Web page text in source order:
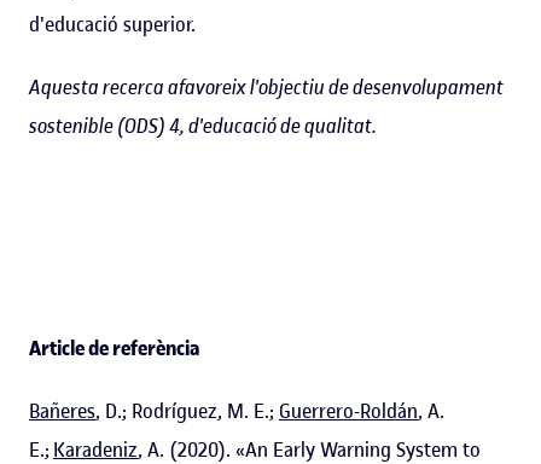
d'educació superior.
Aquesta recerca afavoreix l'objectiu de desenvolupament
sostenible (ODS) 4, d'educació de qualitat.
Article de referència
Bañeres, D.; Rodríguez, M. E.; Guerrero-Roldán, A.
E.; Karadeniz, A. (2020). «An Early Warning System to